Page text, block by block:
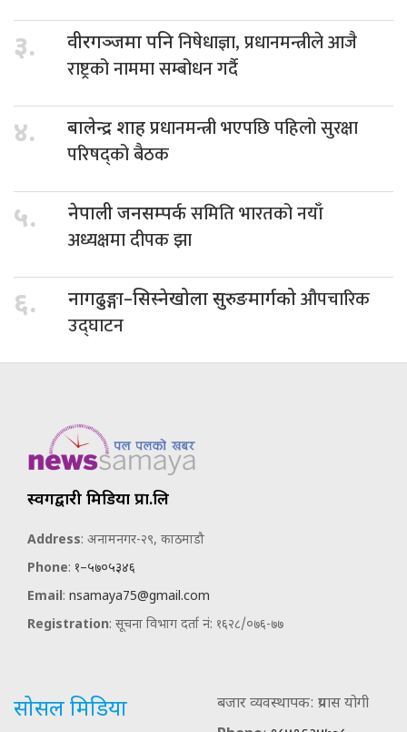
३. वीरगञ्जमा पनिनिषेधाज्ञा, प्रधानमन्त्रीले आजै
राष्ट्रको नाममा सम्बोधन गर्दै
४. बालेन्द्र शाहप्रधानमन्त्री भएपछि पहिलो सुरक्षा
परिषद्को बैठक
५. नेपाली जनसम्पर्कसमिति भारतको नयाँ
अध्यक्षमा दीपक झा
६. नागढुङ्गा–सिस्नेखोला सुरुङमार्गकोऔपचारिक
उद्घाटन
स्वर्गद्वारी मिडिया प्रा.लि
Address: अनामनगर-२९, काठमाडौ
Phone: १–५७०५३४६
Email: nsamaya75@gmail.com
Registration: सूचना विभाग दर्ता नं: १६२८/०७६-७७
सोसल मिडिया
बजार व्यवस्थापक: प्रयास योगी